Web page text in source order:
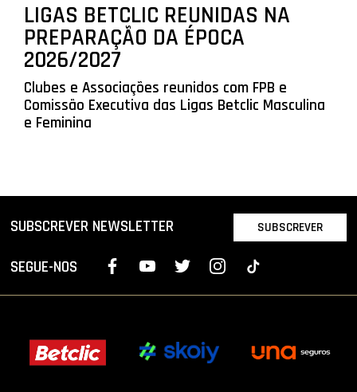
LIGAS BETCLIC REUNIDAS NA
PREPARAÇÃO DA ÉPOCA
2026/2027
Clubes e Associações reunidos com FPB e
Comissão Executiva das Ligas Betclic Masculina
e Feminina
SUBSCREVER NEWSLETTER SUBSCREVER
SEGUE-NOS